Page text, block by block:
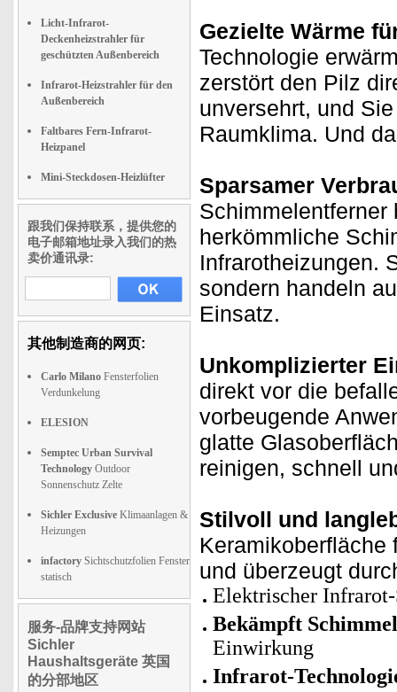
Licht-Infrarot-
Deckenheizstrahler für
geschützten Außenbereich
Infrarot-Heizstrahler für den
Außenbereich
Faltbares Fern-Infrarot-
Heizpanel
Mini-Steckdosen-Heizlüfter
跟我们保持联系，提供您的
电子邮箱地址录入我们的热
卖价通讯录:
其他制造商的网页:
Carlo Milano Fensterfolien
Verdunkelung
ELESION
Semptec Urban Survival
Technology Outdoor
Sonnenschutz Zelte
Sichler Exclusive Klimaanlagen &
Heizungen
infactory Sichtschutzfolien Fenster
statisch
服务-品牌支持网站
Sichler
Haushaltsgeräte 英国
的分部地区
Gezielte Wärme
Technologie
zerstört den Pilz
unversehrt, und
Raumklima. Und
Sparsamer
Schimmelentferner
herkömmliche
Infrarotheizungen.
sondern handeln
Einsatz.
Unkomplizierter
direkt vor die
vorbeugende
glatte
reinigen, schnell
Stilvoll und
Keramikoberfläche
und überzeugt
Elektrischer
Bekämpft
Einwirkung
Infrarot-